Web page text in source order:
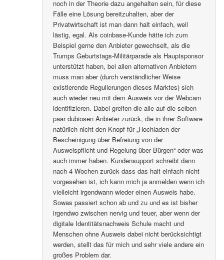
noch in der Theorie dazu angehalten sein, für diese
Fälle eine Lösung bereitzuhalten, aber der
Privatwirtschaft ist man dann halt einfach, weil
lästig, egal. Als coinbase-Kunde hätte ich zum
Beispiel gerne den Anbieter gewechselt, als die
Trumps Geburtstags-Militärparade als Hauptsponsor
unterstützt haben, bei allen alternativen Anbietern
muss man aber (durch verständlicher Weise
existierende Regulierungen dieses Marktes) sich
auch wieder neu mit dem Ausweis vor der Webcam
identifizieren. Dabei greifen die alle auf die selben
paar dubiosen Anbieter zurück, die in ihrer Software
natürlich nicht den Knopf für „Hochladen der
Bescheinigung über Befreiung von der
Ausweispflicht und Regelung über Bürgen“ oder was
auch immer haben. Kundensupport schreibt dann
nach 4 Wochen zurück dass das halt einfach nicht
vorgesehen ist, ich kann mich ja anmelden wenn ich
vielleicht irgendwann wieder einen Ausweis habe.
Sowas passiert schon ab und zu und es ist bisher
irgendwo zwischen nervig und teuer, aber wenn der
digitale Identitätsnachweis Schule macht und
Menschen ohne Ausweis dabei nicht berücksichtigt
werden, stellt das für mich und sehr viele andere ein
großes Problem dar.